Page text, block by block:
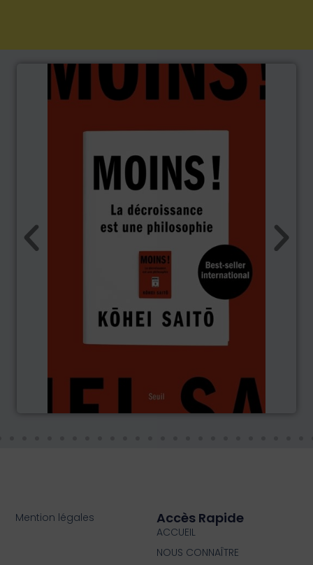
Accès Rapide
ACCUEIL
NOUS CONNAÎTRE
Mention légales